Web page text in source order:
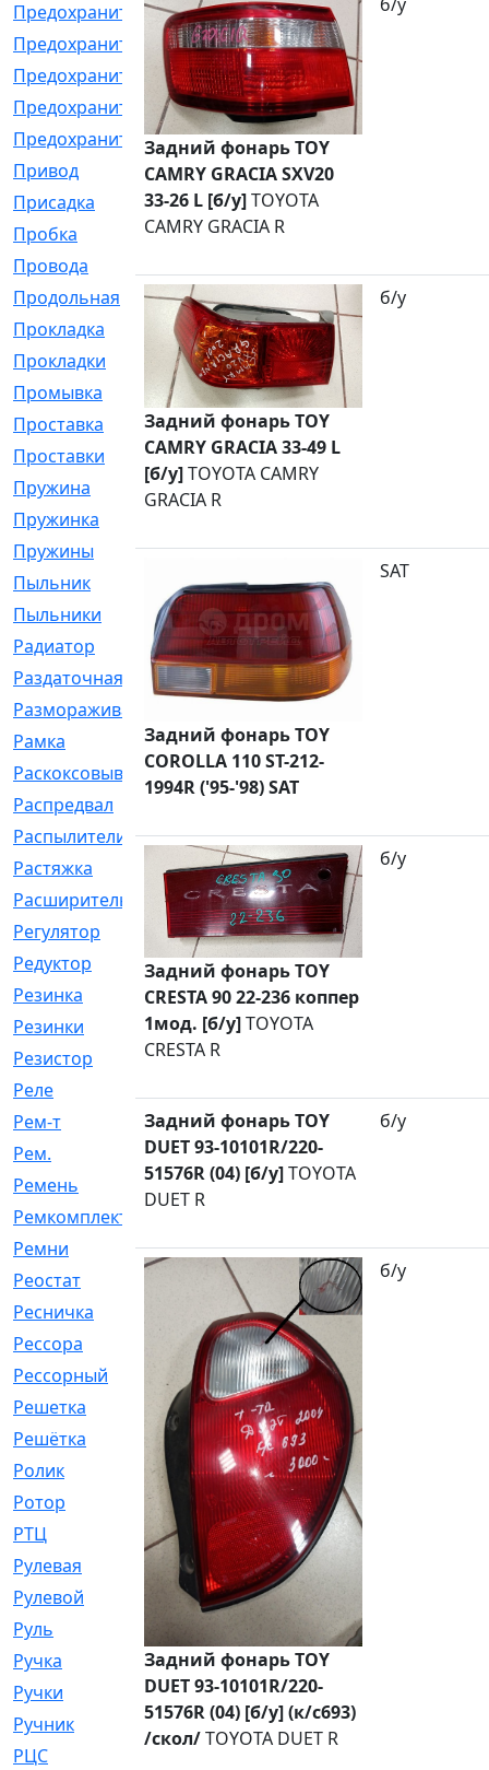
Предохранитель
[32]
Предохранитель_б
[18]
Предохранитель_м
[21]
Предохранитель_фл.[13]
Предохранительная
[2]
Привод
[198]
Присадка
[2]
Пробка
[1]
Провода
Продольная
[1]
Прокладка
[2726]
Прокладки
[25]
Промывка
[13]
Проставка
[58]
Проставки
[38]
Пружина
[23]
Пружинка
Пружины
[326]
Пыльник
[1202]
Пыльники
[5]
Радиатор
[916]
Раздаточная
[1]
Размораживатель
Рамка
[29]
Раскоксовывание
[4]
Распредвал
Распылители
[226]
Растяжка
[1]
Расширительный
[9]
Регулятор
[5]
Редуктор
[17]
Резинка
[15]
Резинки
[6]
Резистор
[1]
Реле
Рем-т
[7]
Рем.
[2]
Ремень
[2060]
Ремкомплект
Ремни
[21]
Реостат
Ресничка
[25]
Рессора
[51]
Рессорный
[107]
Решетка
[21]
Решётка
[101]
Ролик
[790]
Ротор
[2]
РТЦ
[475]
Рулевая
[974]
Рулевой
[585]
Руль
[12]
Ручка
[29]
Ручки
[3]
Ручник
[11]
РЦC
Задний фонарь TOY
CAMRY GRACIA SXV20
33-26 L [б/у]TOYOTA
CAMRY GRACIA R
б/у
Задний фонарь TOY
CAMRY GRACIA 33-49 L
[б/у]TOYOTA CAMRY
GRACIA R
б/у
Задний фонарь TOY
COROLLA 110 ST-212-
1994R ('95-'98) SAT
SAT
Задний фонарь TOY
CRESTA 90 22-236 коппер
1мод. [б/у]TOYOTA
CRESTA R
б/у
Задний фонарь TOY
DUET 93-10101R/220-
51576R (04) [б/у]TOYOTA
DUET R
б/у
Задний фонарь TOY
DUET 93-10101R/220-
51576R (04) [б/у] (к/с693)
/скол/TOYOTA DUET R
б/у